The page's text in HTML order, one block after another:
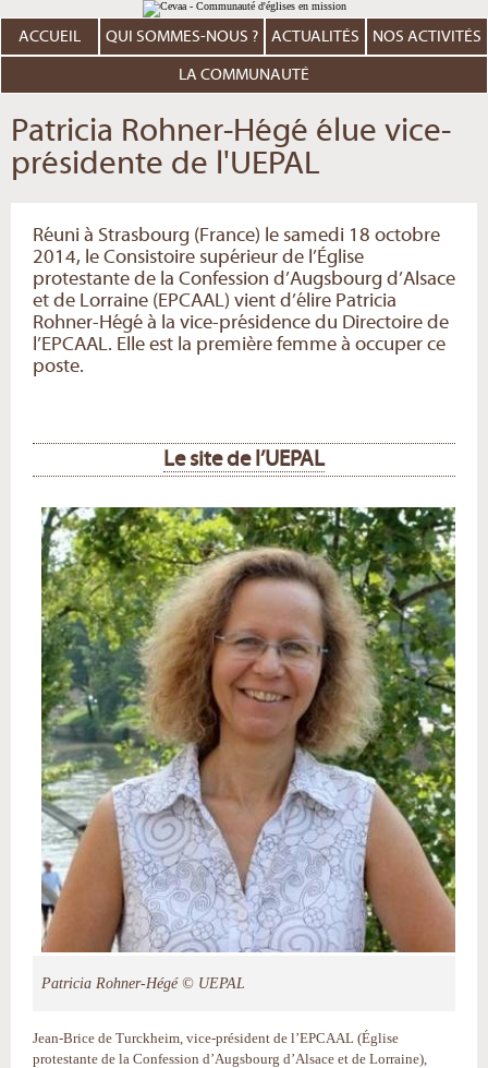
au
contenu.
Aller
personnels
ACCUEIL QUI SOMMES-NOUS ? ACTUALITÉS NOS ACTIVITÉS
LA COMMUNAUTÉ
Patricia Rohner-Hégé élue vice-
présidente de l'UEPAL
Réuni à Strasbourg (France) le samedi 18 octobre
2014, le Consistoire supérieur de l’Église
protestante de la Confession d’Augsbourg d’Alsace
et de Lorraine (EPCAAL) vient d’élire Patricia
Rohner-Hégé à la vice-présidence du Directoire de
l’EPCAAL. Elle est la première femme à occuper ce
poste.
Le site de l’UEPAL
Patricia Rohner-Hégé © UEPAL
Jean-Brice de Turckheim, vice-président de l’EPCAAL (Église
protestante de la Confession d’Augsbourg d’Alsace et de Lorraine),